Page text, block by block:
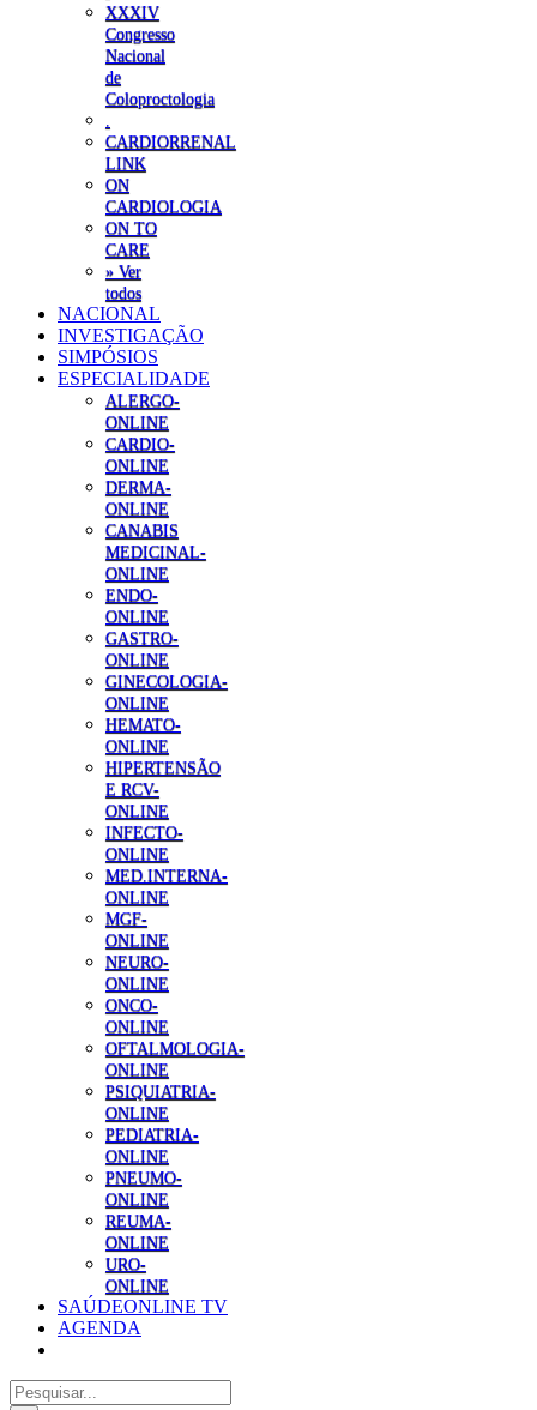
XXXIV
Congresso
Nacional
de
Coloproctologia
CARDIORRENAL
LINK
ON
CARDIOLOGIA
ON TO
CARE
» Ver
todos
NACIONAL
INVESTIGAÇÃO
SIMPÓSIOS
ESPECIALIDADE
ALERGO-
ONLINE
CARDIO-
ONLINE
DERMA-
ONLINE
CANABIS
MEDICINAL-
ONLINE
ENDO-
ONLINE
GASTRO-
ONLINE
GINECOLOGIA-
ONLINE
HEMATO-
ONLINE
HIPERTENSÃO
E RCV-
ONLINE
INFECTO-
ONLINE
MED.INTERNA-
ONLINE
MGF-
ONLINE
NEURO-
ONLINE
ONCO-
ONLINE
OFTALMOLOGIA-
ONLINE
PSIQUIATRIA-
ONLINE
PEDIATRIA-
ONLINE
PNEUMO-
ONLINE
REUMA-
ONLINE
URO-
ONLINE
SAÚDEONLINE TV
AGENDA
Pesquisar